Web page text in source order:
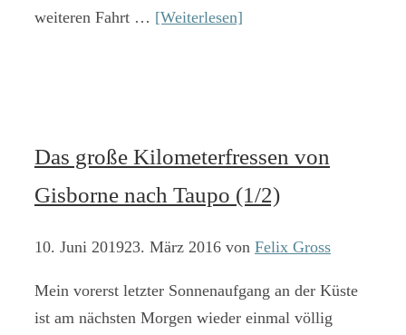
weiteren Fahrt … [Weiterlesen]
Das große Kilometerfressen von
Gisborne nach Taupo (1/2)
10. Juni 201923. März 2016 von Felix Gross
Mein vorerst letzter Sonnenaufgang an der Küste
ist am nächsten Morgen wieder einmal völlig